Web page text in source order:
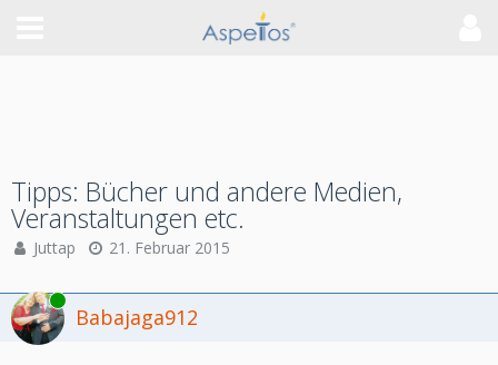
Tipps: Bücher und andere Medien,
Veranstaltungen etc.
Juttap 21. Februar 2015
Online
Babajaga912